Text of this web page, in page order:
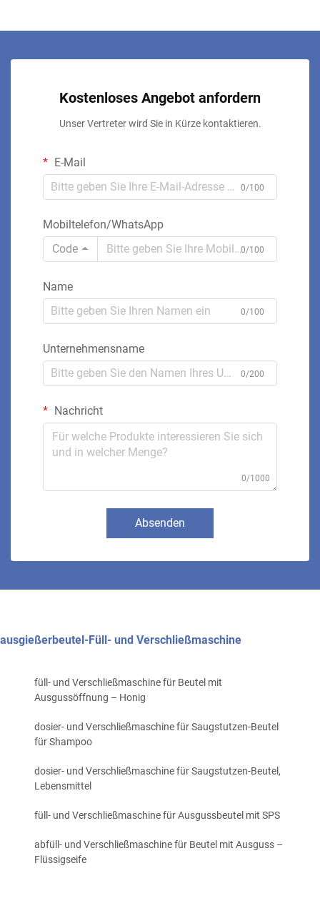
Kostenloses Angebot anfordern
Unser Vertreter wird Sie in Kürze kontaktieren.
E-Mail
0/100
Mobiltelefon/WhatsApp
Code
0/100
Name
0/100
Unternehmensname
0/200
Nachricht
0/1000
Absenden
ausgießerbeutel-Füll- und Verschließmaschine
füll- und Verschließmaschine für Beutel mit
Ausgussöffnung – Honig
dosier- und Verschließmaschine für Saugstutzen-Beutel
für Shampoo
dosier- und Verschließmaschine für Saugstutzen-Beutel,
Lebensmittel
füll- und Verschließmaschine für Ausgussbeutel mit SPS
abfüll- und Verschließmaschine für Beutel mit Ausguss –
Flüssigseife